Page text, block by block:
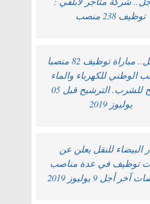
توظيف 238 منصب
عــــاجل.. مباراة توظيف 82 منصبا
الوطني للكهرباء والماء
الصالح للشرب. الترشيح قبل 05
يوليوز 2019
البيضاء للنقل يعلن عن
توظيف في عدة مناصب
أجل 9 يوليوز 2019